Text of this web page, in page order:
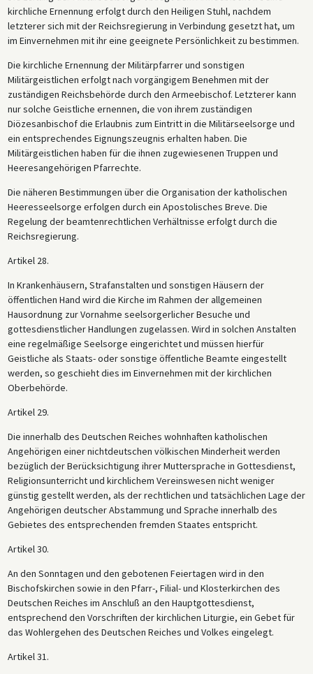
kirchliche Ernennung erfolgt durch den Heiligen Stuhl, nachdem
letzterer sich mit der Reichsregierung in Verbindung gesetzt hat, um
im Einvernehmen mit ihr eine geeignete Persönlichkeit zu bestimmen.
Die kirchliche Ernennung der Militärpfarrer und sonstigen
Militärgeistlichen erfolgt nach vorgängigem Benehmen mit der
zuständigen Reichsbehörde durch den Armeebischof. Letzterer kann
nur solche Geistliche ernennen, die von ihrem zuständigen
Diözesanbischof die Erlaubnis zum Eintritt in die Militärseelsorge und
ein entsprechendes Eignungszeugnis erhalten haben. Die
Militärgeistlichen haben für die ihnen zugewiesenen Truppen und
Heeresangehörigen Pfarrechte.
Die näheren Bestimmungen über die Organisation der katholischen
Heeresseelsorge erfolgen durch ein Apostolisches Breve. Die
Regelung der beamtenrechtlichen Verhältnisse erfolgt durch die
Reichsregierung.
Artikel 28.
In Krankenhäusern, Strafanstalten und sonstigen Häusern der
öffentlichen Hand wird die Kirche im Rahmen der allgemeinen
Hausordnung zur Vornahme seelsorgerlicher Besuche und
gottesdienstlicher Handlungen zugelassen. Wird in solchen Anstalten
eine regelmäßige Seelsorge eingerichtet und müssen hierfür
Geistliche als Staats- oder sonstige öffentliche Beamte eingestellt
werden, so geschieht dies im Einvernehmen mit der kirchlichen
Oberbehörde.
Artikel 29.
Die innerhalb des Deutschen Reiches wohnhaften katholischen
Angehörigen einer nichtdeutschen völkischen Minderheit werden
bezüglich der Berücksichtigung ihrer Muttersprache in Gottesdienst,
Religionsunterricht und kirchlichem Vereinswesen nicht weniger
günstig gestellt werden, als der rechtlichen und tatsächlichen Lage der
Angehörigen deutscher Abstammung und Sprache innerhalb des
Gebietes des entsprechenden fremden Staates entspricht.
Artikel 30.
An den Sonntagen und den gebotenen Feiertagen wird in den
Bischofskirchen sowie in den Pfarr-, Filial- und Klosterkirchen des
Deutschen Reiches im Anschluß an den Hauptgottesdienst,
entsprechend den Vorschriften der kirchlichen Liturgie, ein Gebet für
das Wohlergehen des Deutschen Reiches und Volkes eingelegt.
Artikel 31.